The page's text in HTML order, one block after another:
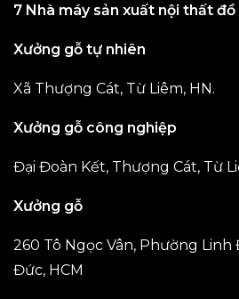
7 Nhà máy sản xuất nội thất đồ
Xưởng gỗ tự nhiên
Xã Thượng Cát, Từ Liêm, HN.
Xưởng gỗ công nghiệp
Đại Đoàn Kết, Thượng Cát, Từ
Xưởng gỗ
260 Tô Ngọc Vân, Phường
Đức, HCM